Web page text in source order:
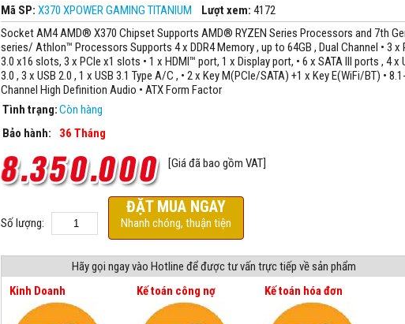
Mã SP: X370 XPOWER GAMING TITANIUM Lượt xem: 4172
Socket AM4 AMD® X370 Chipset Supports AMD® RYZEN Series Processors and 7th
series/ Athlon™ Processors Supports 4 x DDR4 Memory , up to 64GB , Dual Channel • 3 x
3.0 x16 slots, 3 x PCIe x1 slots • 1 x HDMI™ port, 1 x Display port, • 6 x SATA III ports , 4 x
3.0 , 3 x USB 2.0 , 1 x USB 3.1 Type A/C , • 2 x Key M(PCIe/SATA) +1 x Key E(WiFi/BT) • 8.1-
Channel High Definition Audio • ATX Form Factor
Tình trạng:Còn hàng
Bảo hành:
36 Tháng
[Giá đã bao gồm VAT]
Số lượng:
ĐẶT MUA NGAY
Nhanh chóng, thuận tiện
Hãy gọi ngay vào Hotline để được tư vấn trực tiếp về sản phẩm
Kinh Doanh
Kế toán công nợ Kế toán hóa đơn